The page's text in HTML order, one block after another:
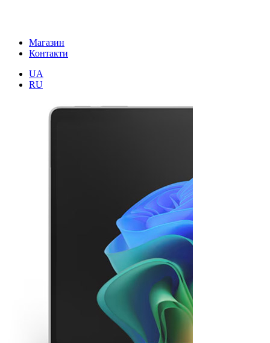
Магазин
Контакти
UA
RU